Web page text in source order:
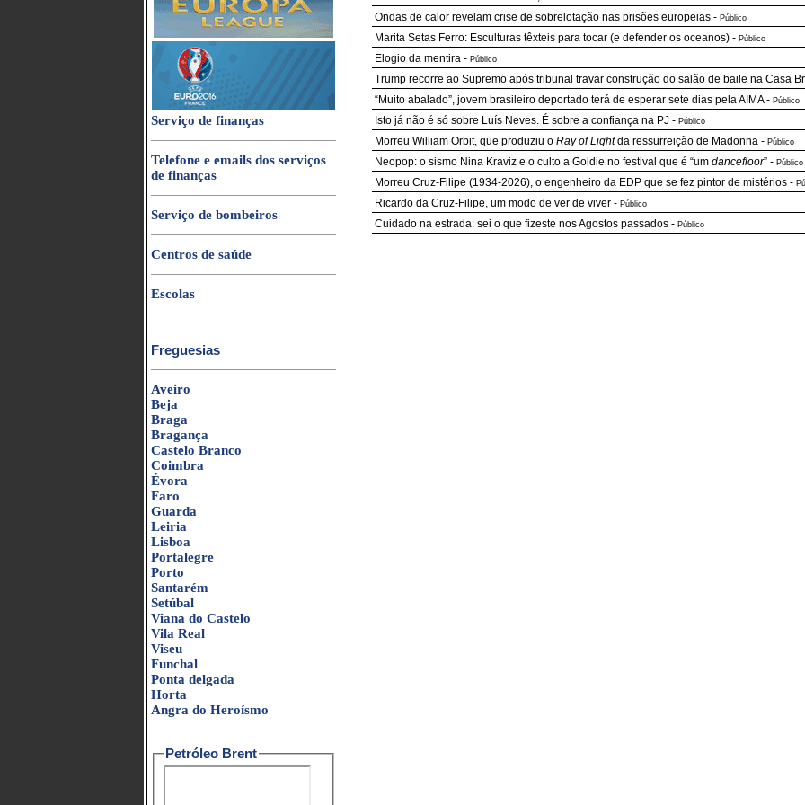
Serviço de finanças
Telefone e emails dos serviços
de finanças
Serviço de bombeiros
Centros de saúde
Escolas
Freguesias
Aveiro
Beja
Braga
Bragança
Castelo Branco
Coimbra
Évora
Faro
Guarda
Leiria
Lisboa
Portalegre
Porto
Santarém
Setúbal
Viana do Castelo
Vila Real
Viseu
Funchal
Ponta delgada
Horta
Angra do Heroísmo
Petróleo Brent
Ondas de calor revelam crise de sobrelotação nas prisões europeias - Público
Marita Setas Ferro: Esculturas têxteis para tocar (e defender os oceanos) - Público
Elogio da mentira - Público
Trump recorre ao Supremo após tribunal travar construção do salão de baile na Casa
“Muito abalado”, jovem brasileiro deportado terá de esperar sete dias pela AIMA- Público
Isto já não é só sobre Luís Neves. É sobre a confiança na PJ - Público
Morreu William Orbit, que produziu o Ray of Lightda ressurreição de Madonna - Público
Neopop: o sismo Nina Kraviz e o culto a Goldie no festival que é “um dancefloor” - Público
Morreu Cruz-Filipe (1934-2026), o engenheiro da EDP que se fez pintor de mistérios -
Ricardo da Cruz-Filipe, um modo de ver de viver - Público
Cuidado na estrada: sei o que fizeste nos Agostos passados - Público